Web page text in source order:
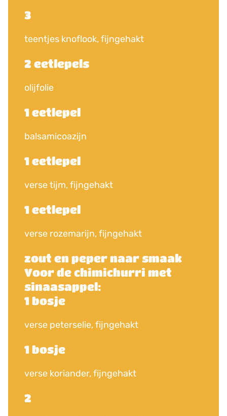
3
teentjes knoflook, fijngehakt
2 eetlepels
olijfolie
1 eetlepel
balsamicoazijn
1 eetlepel
verse tijm, fijngehakt
1 eetlepel
verse rozemarijn, fijngehakt
zout en peper naar smaak
Voor de chimichurri met
sinaasappel:
1 bosje
verse peterselie, fijngehakt
1 bosje
verse koriander, fijngehakt
2